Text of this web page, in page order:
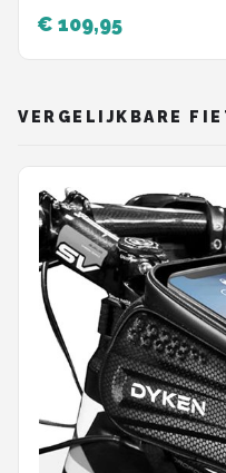
€ 109,95
VERGELIJKBARE